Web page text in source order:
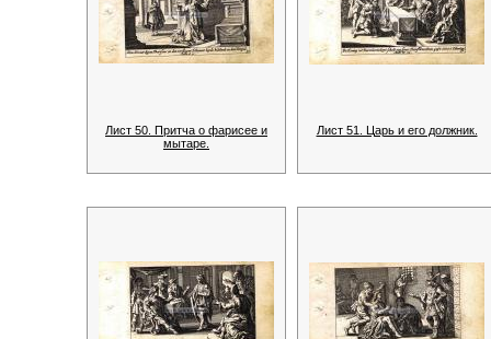
Лист 50. Притча о фарисее и
мытаре.
Лист 51. Царь и его должник.